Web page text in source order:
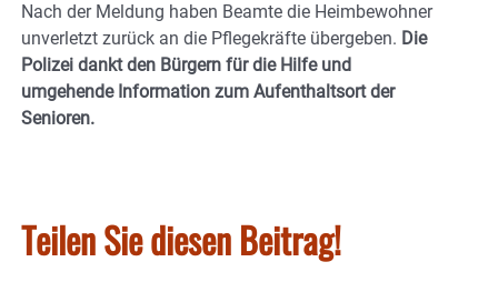
Nach der Meldung haben Beamte die Heimbewohner
unverletzt zurück an die Pflegekräfte übergeben. Die
Polizei dankt den Bürgern für die Hilfe und
umgehende Information zum Aufenthaltsort der
Senioren.
Teilen Sie diesen Beitrag!